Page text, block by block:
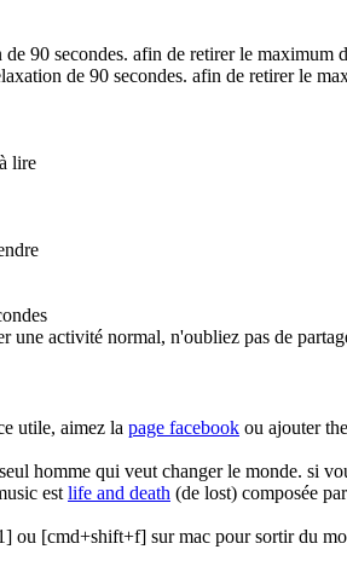
de 90 secondes. afin de retirer le
de 90 secondes. afin de retirer le
lire
une activité normal, n'oubliez pas de
utile, aimez la page facebook ou ajouter
homme qui veut changer le monde. si
est life and death (de lost) composée
ou [cmd+shift+f] sur mac pour sortir du